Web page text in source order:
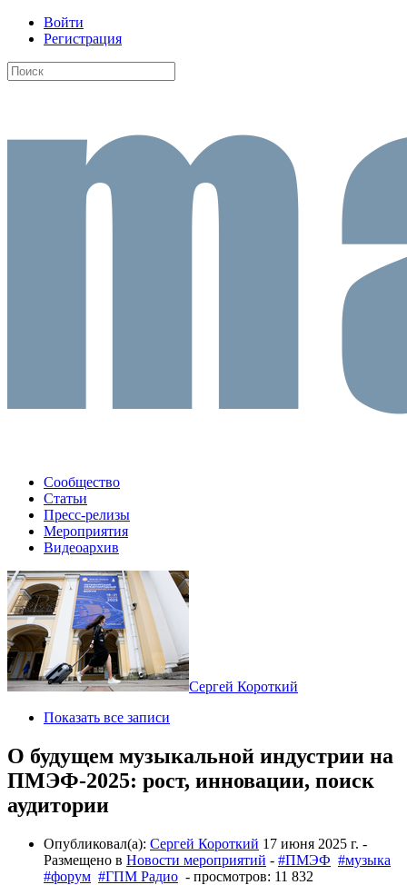
Войти
Регистрация
Сообщество
Статьи
Пресс-релизы
Мероприятия
Видеоархив
Сергей Короткий
Показать все записи
О будущем музыкальной индустрии на
ПМЭФ-2025: рост, инновации, поиск
аудитории
Опубликовал(а): Сергей Короткий 17 июня 2025 г. -
Размещено в Новости мероприятий - #ПМЭФ #музыка
#форум #ГПМ Радио - просмотров: 11 832